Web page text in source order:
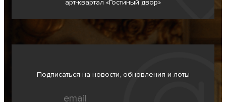
арт-квартал «Гостиный двор»
Подписаться на новости, обновления и лоты